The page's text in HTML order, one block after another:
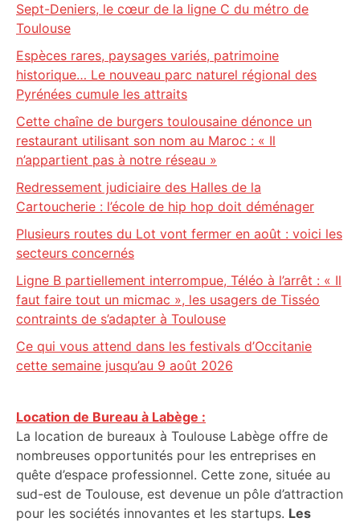
Sept-Deniers, le cœur de la ligne C du métro de
Toulouse
Espèces rares, paysages variés, patrimoine
historique… Le nouveau parc naturel régional des
Pyrénées cumule les attraits
Cette chaîne de burgers toulousaine dénonce un
restaurant utilisant son nom au Maroc : « Il
n’appartient pas à notre réseau »
Redressement judiciaire des Halles de la
Cartoucherie : l’école de hip hop doit déménager
Plusieurs routes du Lot vont fermer en août : voici les
secteurs concernés
Ligne B partiellement interrompue, Téléo à l’arrêt : « Il
faut faire tout un micmac », les usagers de Tisséo
contraints de s’adapter à Toulouse
Ce qui vous attend dans les festivals d’Occitanie
cette semaine jusqu’au 9 août 2026
Location de Bureau à Labège :
La location de bureaux à Toulouse Labège offre de
nombreuses opportunités pour les entreprises en
quête d’espace professionnel. Cette zone, située au
sud-est de Toulouse, est devenue un pôle d’attraction
pour les sociétés innovantes et les startups. Les